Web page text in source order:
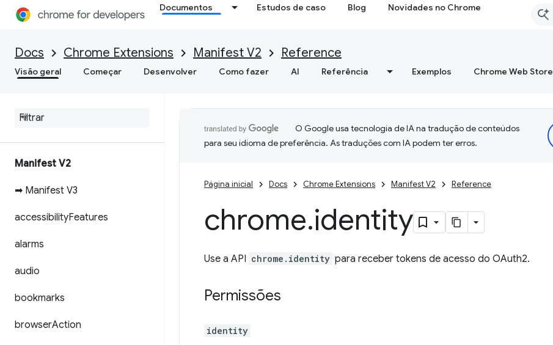
Documentos Estudos de caso Blog Novidades no Chrome
Docs Chrome Extensions Manifest V2 Reference
Visão geral Começar Desenvolver Como fazer AI Referência Exemplos Chrome Web Store
Manifest V2
➡ Manifest V3
accessibilityFeatures
alarms
audio
bookmarks
browserAction
O Google usa tecnologia de IA na tradução de conteúdos
para seu idioma de preferência. As traduções com IA podem ter erros.
Página inicial Docs Chrome Extensions Manifest V2 Reference
chrome.identity
Use a API chrome.identity para receber tokens de acesso do OAuth2.
Permissões
identity